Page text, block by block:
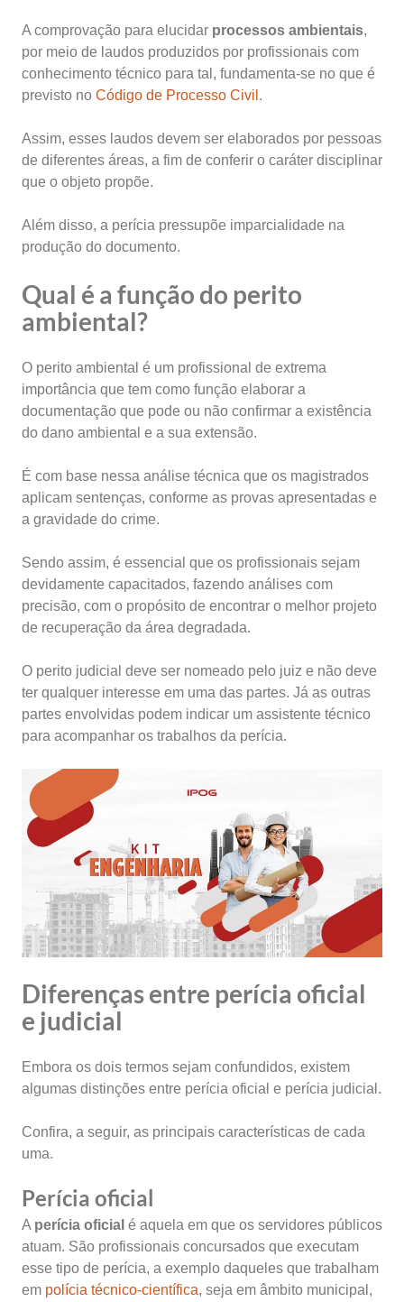
A comprovação para elucidar processos ambientais,
por meio de laudos produzidos por profissionais com
conhecimento técnico para tal, fundamenta-se no que é
previsto no Código de Processo Civil .
Assim, esses laudos devem ser elaborados por pessoas
de diferentes áreas, a fim de conferir o caráter disciplinar
que o objeto propõe.
Além disso, a perícia pressupõe imparcialidade na
produção do documento.
Qual é a função do perito
ambiental?
O perito ambiental é um profissional de extrema
importância que tem como função elaborar a
documentação que pode ou não confirmar a existência
do dano ambiental e a sua extensão.
É com base nessa análise técnica que os magistrados
aplicam sentenças, conforme as provas apresentadas e
a gravidade do crime.
Sendo assim, é essencial que os profissionais sejam
devidamente capacitados, fazendo análises com
precisão, com o propósito de encontrar o melhor projeto
de recuperação da área degradada.
O perito judicial deve ser nomeado pelo juiz e não deve
ter qualquer interesse em uma das partes. Já as outras
partes envolvidas podem indicar um assistente técnico
para acompanhar os trabalhos da perícia.
Diferenças entre perícia oficial
e judicial
Embora os dois termos sejam confundidos, existem
algumas distinções entre perícia oficial e perícia judicial.
Confira, a seguir, as principais características de cada
uma.
Perícia oficial
A perícia oficial é aquela em que os servidores públicos
atuam. São profissionais concursados que executam
esse tipo de perícia, a exemplo daqueles que trabalham
em polícia técnico-científica, seja em âmbito municipal,